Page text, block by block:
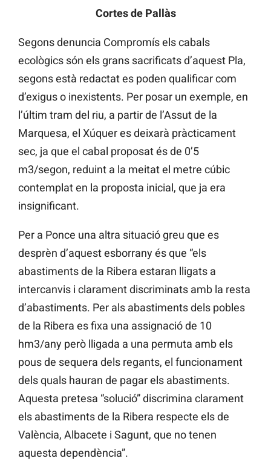
Cortes de Pallàs
Segons denuncia Compromís els cabals
ecològics són els grans sacrificats d’aquest Pla,
segons està redactat es poden qualificar com
d’exigus o inexistents. Per posar un exemple, en
l’últim tram del riu, a partir de l’Assut de la
Marquesa, el Xúquer es deixarà pràcticament
sec, ja que el cabal proposat és de 0’5
m3/segon, reduint a la meitat el metre cúbic
contemplat en la proposta inicial, que ja era
insignificant.
Per a Ponce una altra situació greu que es
desprèn d’aquest esborrany és que “els
abastiments de la Ribera estaran lligats a
intercanvis i clarament discriminats amb la resta
d’abastiments. Per als abastiments dels pobles
de la Ribera es fixa una assignació de 10
hm3/any però lligada a una permuta amb els
pous de sequera dels regants, el funcionament
dels quals hauran de pagar els abastiments.
Aquesta pretesa “solució” discrimina clarament
els abastiments de la Ribera respecte els de
València, Albacete i Sagunt, que no tenen
aquesta dependència”.